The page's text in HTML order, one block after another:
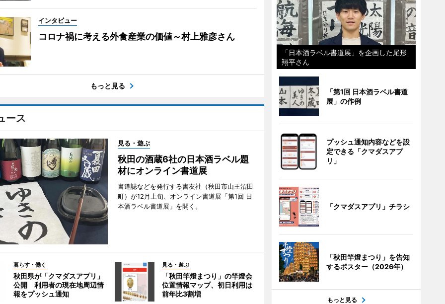
インタビュー
コロナ禍に考える外食産業の価値～村上雅彦さん
もっと見る
ース
見る・遊ぶ
秋田の酒蔵6社の日本酒ラベル題
材にオンライン書道展
書道誌などを発行する書友社（秋田市山王沼田
町）が12月上旬、オンライン書道展「第1回 日
本酒ラベル書道展」を開く。
暮らす・働く
秋田県が「クマダスアプリ」
公開 利用者の現在地周辺情
報をプッシュ通知
見る・遊ぶ
「秋田竿燈まつり」の竿燈会
位置情報マップ、初日利用は
前年比3割増
「日本酒ラベル書道展」を企画した尾形
翔平さん
「第1回 日本酒ラベル書道
展」の作例
プッシュ通知内容などを設
定できる「クマダスアプ
リ」
「クマダスアプリ」チラシ
「秋田竿燈まつり」を告知
するポスター（2026年）
もっと見る